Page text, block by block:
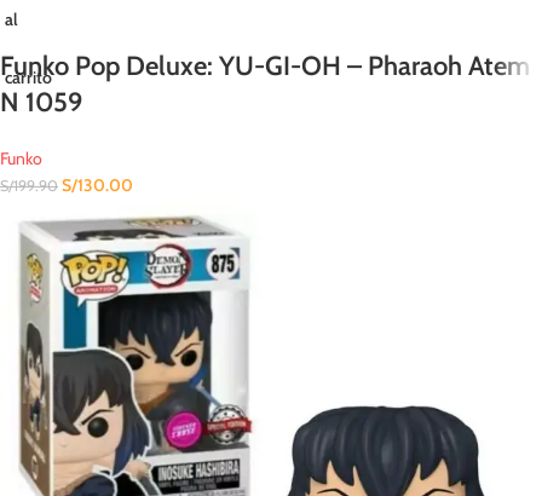
al
carrito
Funko Pop Deluxe: YU-GI-OH – Pharaoh Atem
N 1059
Funko
S/199.90 S/130.00